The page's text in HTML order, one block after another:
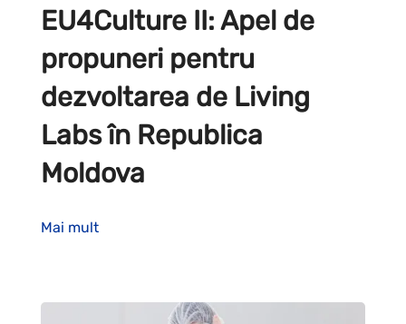
EU4Culture II: Apel de
propuneri pentru
dezvoltarea de Living
Labs în Republica
Moldova
Mai mult